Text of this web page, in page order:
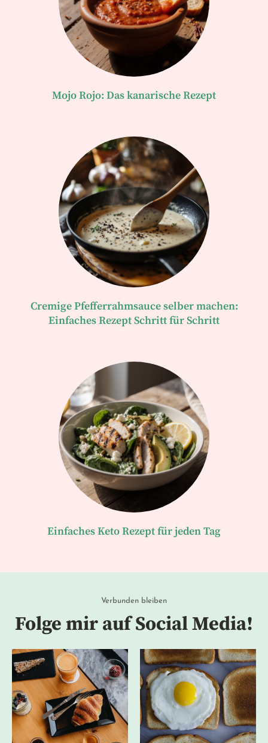
Mojo Rojo: Das kanarische Rezept
Cremige Pfefferrahmsauce selber machen:
Einfaches Rezept Schritt für Schritt
Einfaches Keto Rezept für jeden Tag
Verbunden bleiben
Folge mir auf Social Media!